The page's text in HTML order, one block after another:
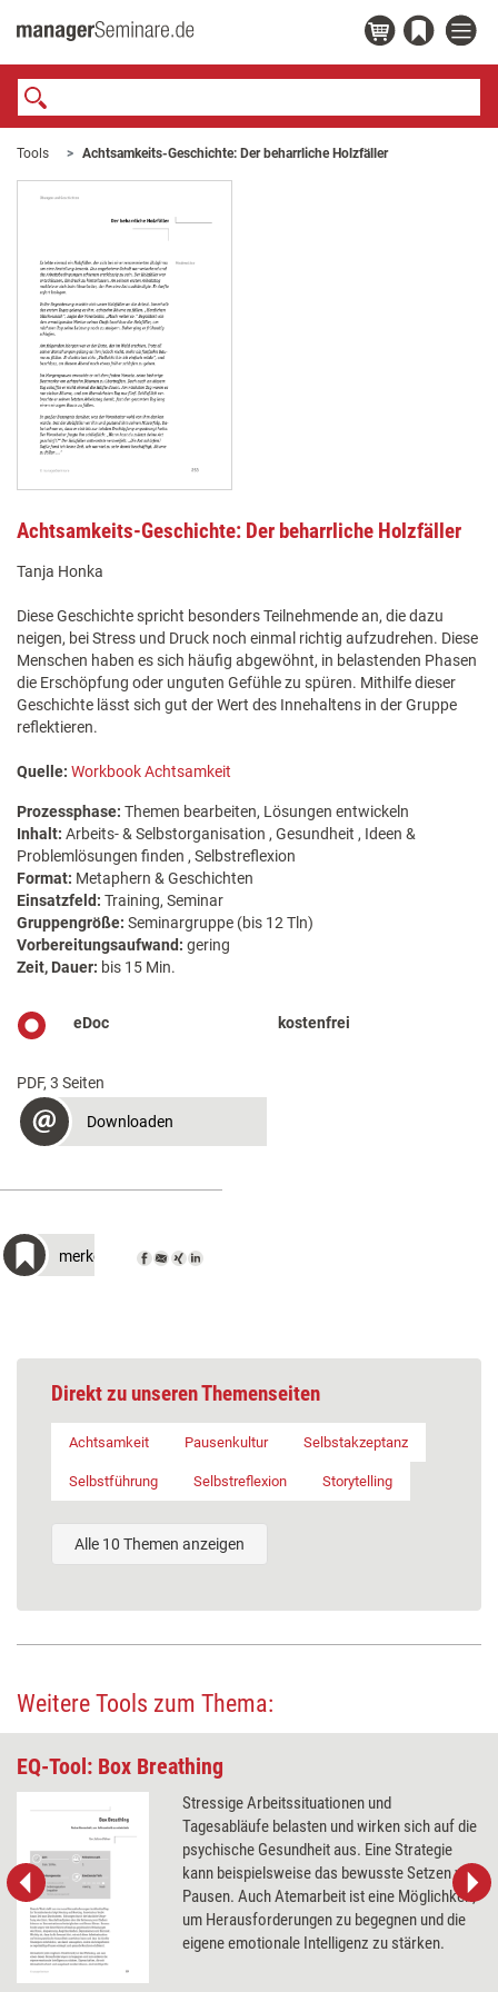
Tools Achtsamkeits-Geschichte: Der beharrliche Holzfäller
Achtsamkeits-Geschichte: Der beharrliche Holzfäller
Tanja Honka
Diese Geschichte spricht besonders Teilnehmende an, die dazu
neigen, bei Stress und Druck noch einmal richtig aufzudrehen. Diese
Menschen haben es sich häufig abgewöhnt, in belastenden Phasen
die Erschöpfung oder unguten Gefühle zu spüren. Mithilfe dieser
Geschichte lässt sich gut der Wert des Innehaltens in der Gruppe
reflektieren.
Quelle: Workbook Achtsamkeit
Prozessphase: Themen bearbeiten, Lösungen entwickeln
Inhalt: Arbeits- & Selbstorganisation , Gesundheit , Ideen &
Problemlösungen finden , Selbstreflexion
Format: Metaphern & Geschichten
Einsatzfeld: Training, Seminar
Gruppengröße: Seminargruppe (bis 12 Tln)
Vorbereitungsaufwand: gering
Zeit, Dauer: bis 15 Min.
eDoc kostenfrei
PDF, 3 Seiten
Downloaden
merken
Direkt zu unseren Themenseiten
Achtsamkeit Pausenkultur Selbstakzeptanz
Selbstführung Selbstreflexion Storytelling
Alle 10 Themen anzeigen
Weitere Tools zum Thema:
EQ-Tool: Box Breathing
Stressige Arbeitssituationen und
Tagesabläufe belasten und wirken sich auf die
psychische Gesundheit aus. Eine Strategie
kann beispielsweise das bewusste Setzen von
Pausen. Auch Atemarbeit ist eine Möglichkeit,
um Herausforderungen zu begegnen und die
eigene emotionale Intelligenz zu stärken.